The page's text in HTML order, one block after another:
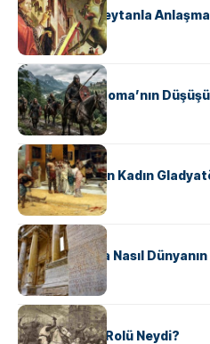
II. Silvester: Şeytanla Anlaşma
KÜLTÜR
Ostrogotlar Roma’nın
Ele Geçirdi?
KÜLTÜR
Antik Roma’nın Kadın
KÜLTÜR
Antik Yunanca Nasıl
KÜLTÜR
Valdensler’in Rolü Neydi?